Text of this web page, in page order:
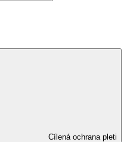
Cílená ochrana pleti